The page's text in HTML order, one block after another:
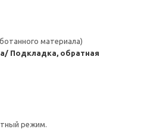
материала)
Подкладка, обратная
режим.